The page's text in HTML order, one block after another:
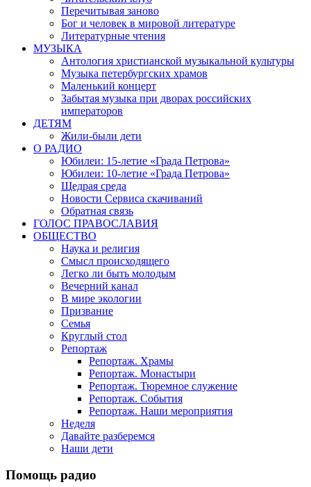
Перечитывая заново
Бог и человек в мировой литературе
Литературные чтения
МУЗЫКА
Антология христианской музыкальной культуры
Музыка петербургских храмов
Маленький концерт
Забытая музыка при дворах российских
императоров
ДЕТЯМ
Жили-были дети
О РАДИО
Юбилеи: 15-летие «Града Петрова»
Юбилеи: 10-летие «Града Петрова»
Щедрая среда
Новости Сервиса скачиваний
Обратная связь
ГОЛОС ПРАВОСЛАВИЯ
ОБЩЕСТВО
Наука и религия
Смысл происходящего
Легко ли быть молодым
Вечерний канал
В мире экологии
Призвание
Семья
Круглый стол
Репортаж
Репортаж. Храмы
Репортаж. Монастыри
Репортаж. Тюремное служение
Репортаж. События
Репортаж. Наши мероприятия
Неделя
Давайте разберемся
Наши дети
Помощь радио